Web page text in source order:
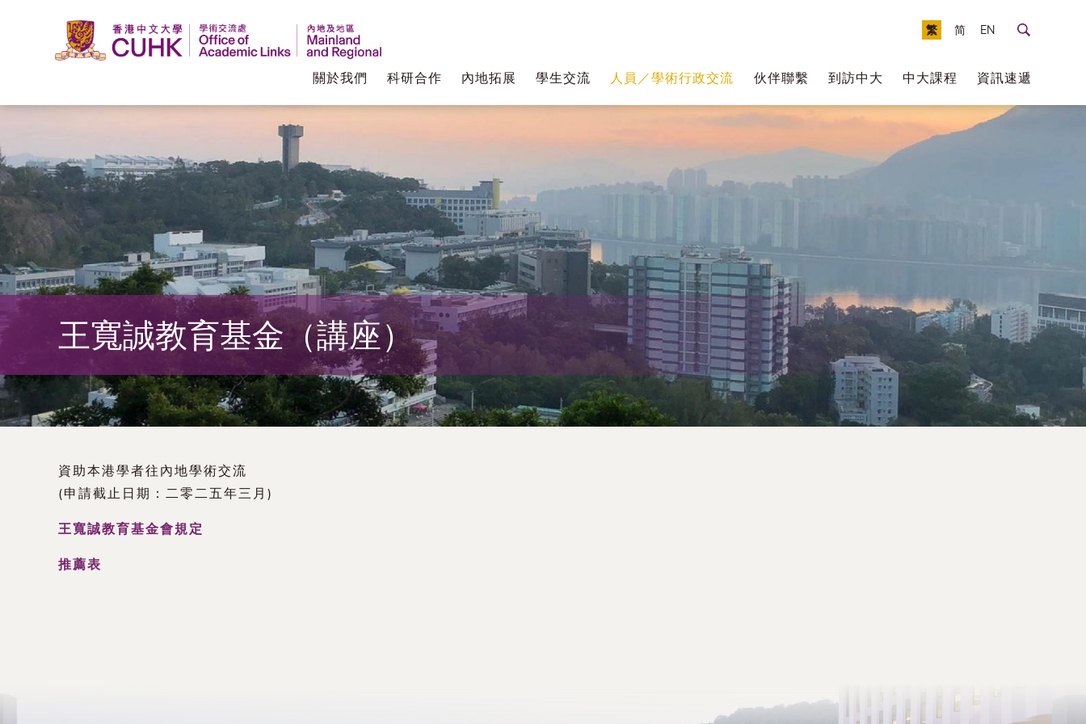
EN
繁 简
關於我們 科研合作 內地拓展 學生交流 人員／學術行政交流 伙伴聯繫 到訪中大 中大課程 資訊速遞
香
港
中
文
大
學
學
術
交
（內
區）
王寬誠教育基金（講座）
資助本港學者往內地學術交流
(申請截止日期：二零二五年三月)
王寬誠教育基金會規定
推薦表